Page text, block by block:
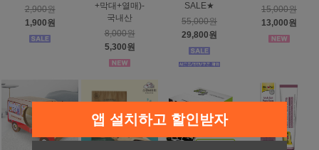
2,900원
1,900원
+막대+열매)-
국내산
8,000원
5,300원
SALE★
55,000원
29,800원
15,000원
13,000원
앱 설치하고 할인받자